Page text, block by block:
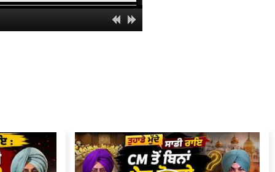
ਰਾਇ l ਖਤਰਨਾਕ ਹੋਵੇਗਾ Video ਨਾਲ ਸੰਬੰਧਿਤ
ਟਕਰਾਅ
ਉਮੀਦਵਾਰਾਂ ਵਲੋਂ ਪ੍ਰਚਾਰ ਤੇਜ
ਤੁਹਾਡੇ ਮੁੱਦੇ ਸਾਡੀ ਰਾਇ : ਸਿੰਘ ਸਾਹਿਬ ਦੇ
ਵਿਹੜੇ ਪਹੁੰਚੇ Manish Sisodia